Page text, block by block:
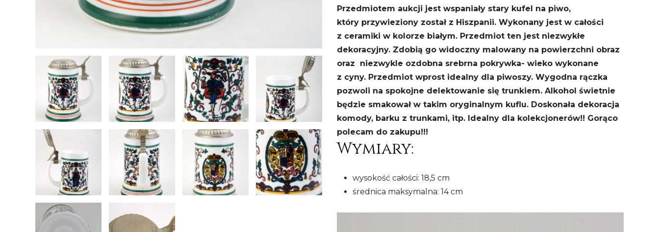
Przedmiotem aukcji jest wspaniały stary kufel na piwo,
który przywieziony został z Hiszpanii. Wykonany jest w całości
z ceramiki w kolorze białym. Przedmiot ten jest niezwykłe
dekoracyjny. Zdobią go widoczny malowany na powierzchni obraz
oraz niezwykle ozdobna srebrna pokrywka- wieko wykonane
z cyny. Przedmiot wprost idealny dla piwoszy. Wygodna rączka
pozwoli na spokojne delektowanie się trunkiem. Alkohol świetnie
będzie smakował w takim oryginalnym kuflu. Doskonała dekoracja
komody, barku z trunkami, itp. Idealny dla kolekcjonerów!! Gorąco
polecam do zakupu!!!
Wymiary:
wysokość całości: 18,5 cm
średnica maksymalna: 14 cm